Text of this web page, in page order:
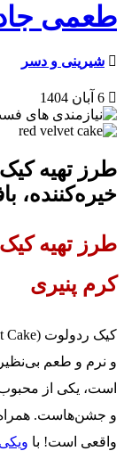
طعمی
شیرینی و دسر
طرز تهیه
خیره‌کننده،
طرز تهیه
کرم پنیری
و نرم و طعم
است، یکی از
و جشن‌هاست. همراه
واقعی است! با